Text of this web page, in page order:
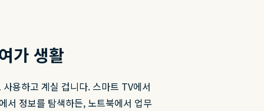
가 생활
용하고 계실 겁니다. 스마트 TV에서
서 정보를 탐색하든, 노트북에서 업무